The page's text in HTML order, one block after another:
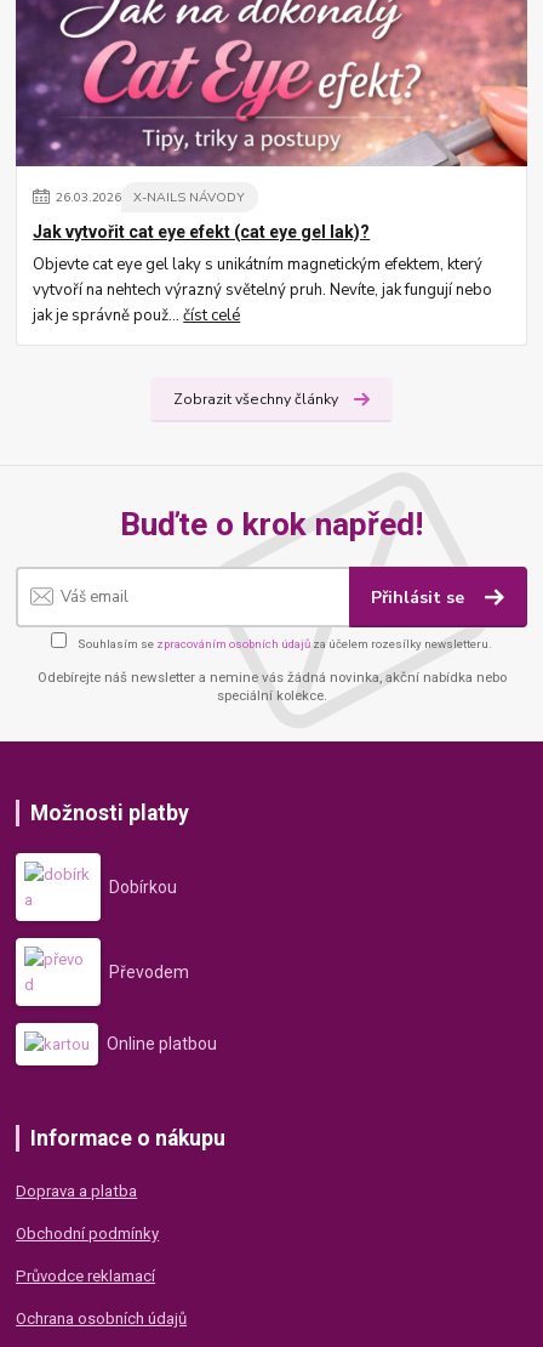
26.03.2026 X-NAILS NÁVODY
Jak vytvořit cat eye efekt (cat eye gel lak)?
Objevte cat eye gel laky s unikátním magnetickým efektem, který
vytvoří na nehtech výrazný světelný pruh. Nevíte, jak fungují nebo
jak je správně použ...číst celé
Zobrazit všechny články
Buďte o krok napřed!
Přihlásit se
Souhlasím se zpracováním osobních údajů za účelem rozesílky newsletteru.
Odebírejte náš newsletter a nemine vás žádná novinka, akční nabídka nebo
speciální kolekce.
Možnosti platby
Dobírkou
Převodem
Online platbou
Informace o nákupu
Doprava a platba
Obchodní podmínky
Průvodce reklamací
Ochrana osobních údajů